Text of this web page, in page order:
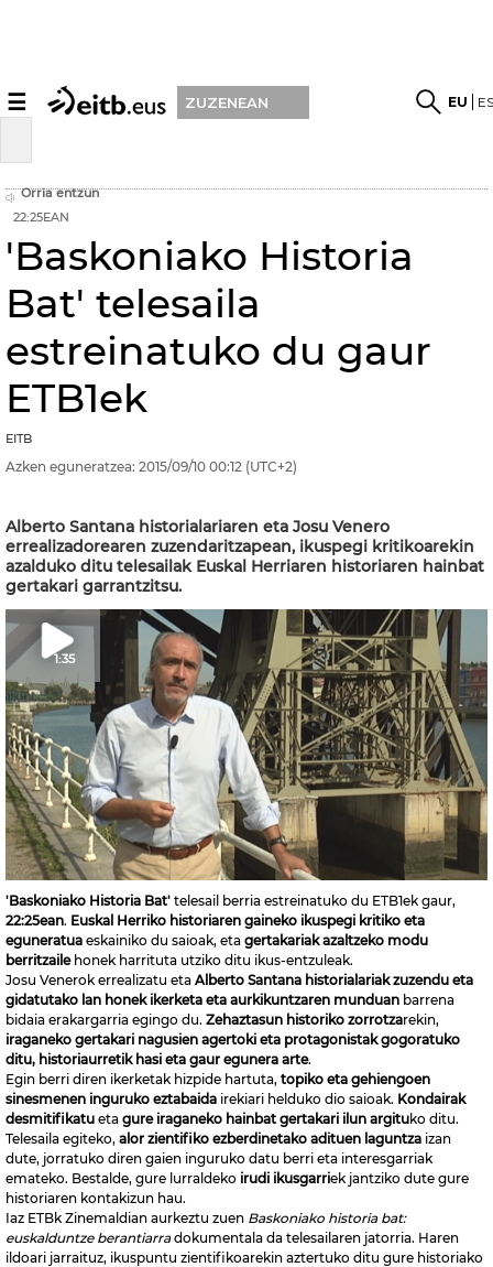
☰ ZUZENEAN EU
Orria entzun
22:25EAN
'Baskoniako Historia
Bat' telesaila
estreinatuko du gaur
ETB1ek
EITB
Azken eguneratzea: 2015/09/10 00:12 (UTC+2)
Alberto Santana historialariaren eta Josu Venero
errealizadorearen zuzendaritzapean, ikuspegi kritikoarekin
azalduko ditu telesailak Euskal Herriaren historiaren hainbat
gertakari garrantzitsu.
1:35
'Baskoniako Historia Bat' telesail berria estreinatuko du ETB1ek gaur,
22:25ean. Euskal Herriko historiaren gaineko ikuspegi kritiko eta
eguneratua eskainiko du saioak, eta gertakariak azaltzeko modu
berritzailehonek harrituta utziko ditu ikus-entzuleak.
Josu Venerok errealizatu eta Alberto Santana historialariak zuzendu eta
gidatutako lan honek ikerketa eta aurkikuntzaren munduan barrena
bidaia erakargarria egingo du. Zehaztasun historiko zorrotzarekin,
iraganeko gertakari nagusien agertoki eta protagonistak gogoratuko
ditu, historiaurretik hasi eta gaur egunera arte.
Egin berri diren ikerketak hizpide hartuta, topiko eta gehiengoen
sinesmenen inguruko eztabaida irekiari helduko dio saioak. Kondairak
desmitifikatu eta gure iraganeko hainbat gertakari ilun argituko ditu.
Telesaila egiteko, alor zientifiko ezberdinetako adituen laguntza izan
dute, jorratuko diren gaien inguruko datu berri eta interesgarriak
emateko. Bestalde, gure lurraldeko irudi ikusgarriek jantziko dute gure
historiaren kontakizun hau.
Iaz ETBk Zinemaldian aurkeztu zuen Baskoniako historia bat:
euskalduntze berantiarradokumentala da telesailaren jatorria. Haren
ildoari jarraituz, ikuspuntu zientifikoarekin aztertuko ditu gure historiako